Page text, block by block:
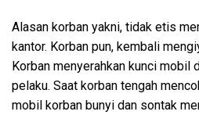
Alasan korban yakni, tidak etis
kantor. Korban pun, kembali
Korban menyerahkan kunci mobil
pelaku. Saat korban tengah
mobil korban bunyi dan sontak